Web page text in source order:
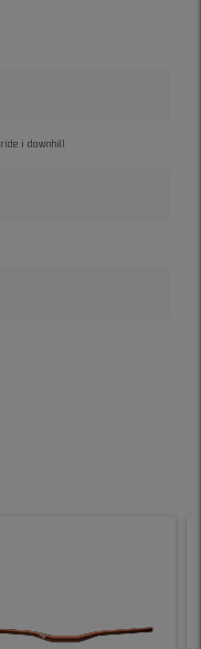
i downhill